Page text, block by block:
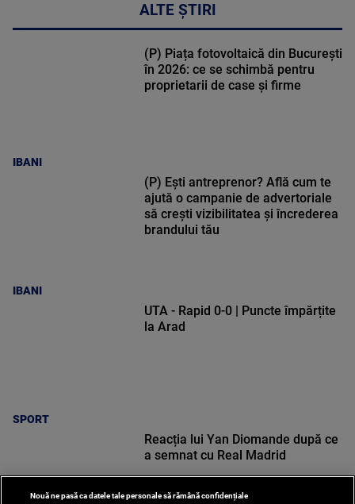
ALTE ȘTIRI
IBANI
(P) Piața fotovoltaică din București
în 2026: ce se schimbă pentru
proprietarii de case și firme
IBANI
(P) Ești antreprenor? Află cum te
ajută o campanie de advertoriale
să crești vizibilitatea și încrederea
brandului tău
SPORT
UTA - Rapid 0-0 | Puncte împărțite
la Arad
Reacția lui Yan Diomande după ce
a semnat cu Real Madrid
Nouă ne pasă ca datele tale personale să rămână confidențiale